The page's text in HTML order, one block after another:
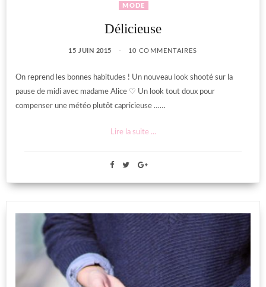
MODE
Délicieuse
15 JUIN 2015 10 COMMENTAIRES
On reprend les bonnes habitudes ! Un nouveau look shooté sur la
pause de midi avec madame Alice ♡ Un look tout doux pour
compenser une météo plutôt capricieuse ……
Lire la suite ...